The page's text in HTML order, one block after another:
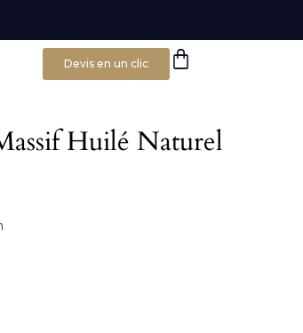
Devis en un clic
Huilé Naturel